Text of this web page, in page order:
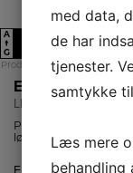
A
↑
G
Produktdatablad
Electrolux Skabsintegreret emhætte
LFG426W
Perfect-Fit
løsninger giver
en brugervenlig
udskiftning af din
med data,
de har
tjenester.
samtykke
Læs mere
behandling